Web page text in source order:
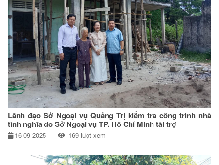
Lãnh đạo Sở Ngoại vụ Quảng Trị kiểm tra công trình nhà
tình nghĩa do Sở Ngoại vụ TP. Hồ Chí Minh tài trợ
16-09-2025 169 lượt xem